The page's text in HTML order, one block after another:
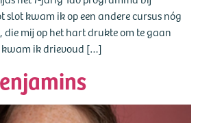
slot kwam ik op een andere cursus nóg
die mij op het hart drukte om te gaan
kwam ik drievoud […]